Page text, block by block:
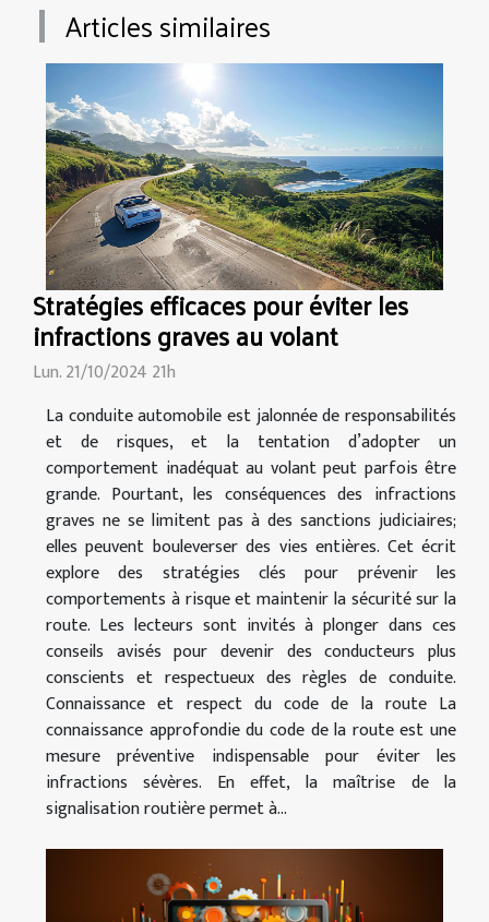
Articles similaires
Stratégies efficaces pour éviter les
infractions graves au volant
Lun. 21/10/2024 21h
La conduite automobile est jalonnée de responsabilités
et de risques, et la tentation d’adopter un
comportement inadéquat au volant peut parfois être
grande. Pourtant, les conséquences des infractions
graves ne se limitent pas à des sanctions judiciaires;
elles peuvent bouleverser des vies entières. Cet écrit
explore des stratégies clés pour prévenir les
comportements à risque et maintenir la sécurité sur la
route. Les lecteurs sont invités à plonger dans ces
conseils avisés pour devenir des conducteurs plus
conscients et respectueux des règles de conduite.
Connaissance et respect du code de la route La
connaissance approfondie du code de la route est une
mesure préventive indispensable pour éviter les
infractions sévères. En effet, la maîtrise de la
signalisation routière permet à...